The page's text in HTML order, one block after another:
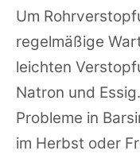
Um
regelmäßige
leichten
Natron und
Probleme in
im Herbst oder